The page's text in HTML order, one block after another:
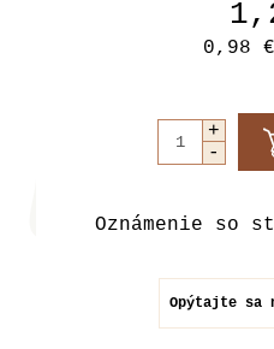
0,98 €
Oznámenie so
Opýtajte sa